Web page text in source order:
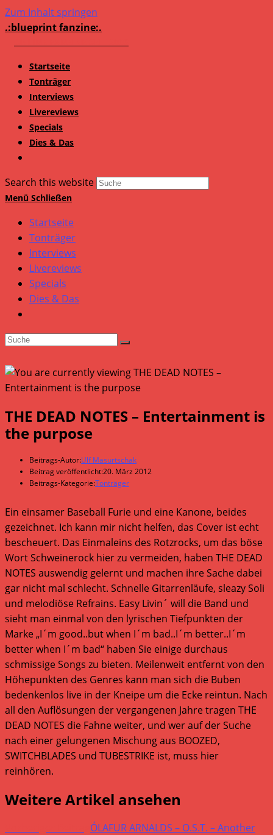
Zum Inhalt springen
.:blueprint fanzine:.
Startseite
Tonträger
Interviews
Livereviews
Specials
Dies & Das
Search this website
Menü Schließen
Startseite
Tonträger
Interviews
Livereviews
Specials
Dies & Das
THE DEAD NOTES – Entertainment is
the purpose
Beitrags-Autor:Ulf Masurtschak
Beitrag veröffentlicht:20. März 2012
Beitrags-Kategorie:Tonträger
Ein einsamer Baseball Furie und eine Kanone, beides
gezeichnet. Ich kann mir nicht helfen, das Cover ist echt
bescheuert. Das Einmaleins des Rotzrocks, um das böse
Wort Schweinerock hier zu vermeiden, haben THE DEAD
NOTES auswendig gelernt und machen ihre Sache dabei
gar nicht mal schlecht. Schnelle Gitarrenläufe, sleazy Soli
und melodiöse Refrains. Easy Livin´ will die Band und
sieht man einmal von den lyrischen Tiefpunkten der
Marke „I´m good..but when I´m bad..I´m better..I´m
better when I´m bad“ haben Sie einige durchaus
schmissige Songs zu bieten. Meilenweit entfernt von den
Höhepunkten des Genres kann man sich die Buben
bedenkenlos live in der Kneipe um die Ecke reintun. Nach
all den Auflösungen der vergangenen Jahre tragen THE
DEAD NOTES die Fahne weiter, und wer auf der Suche
nach einer gelungenen Mischung aus BOOZED,
SWITCHBLADES und TUBESTRIKE ist, muss hier
reinhören.
Weitere Artikel ansehen
ÓLAFUR ARNALDS – O.S.T. – Another